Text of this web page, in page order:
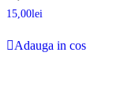
15,00lei
Adauga in cos